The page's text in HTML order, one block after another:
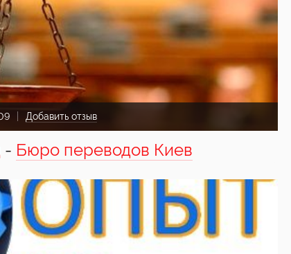
- Бюро переводов Киев
Добавить отзыв